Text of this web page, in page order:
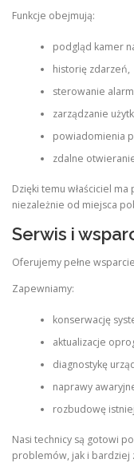
Funkcje obejmują:
podgląd kamer
historię zdarzeń,
sterowanie
zarządzanie
powiadomienia
zdalne
Dzięki temu właściciel
niezależnie od miejsca
Serwis i
Oferujemy pełne
Zapewniamy:
konserwację
aktualizacje
diagnostykę
naprawy
rozbudowę
Nasi technicy są gotowi
problemów, jak i bardziej